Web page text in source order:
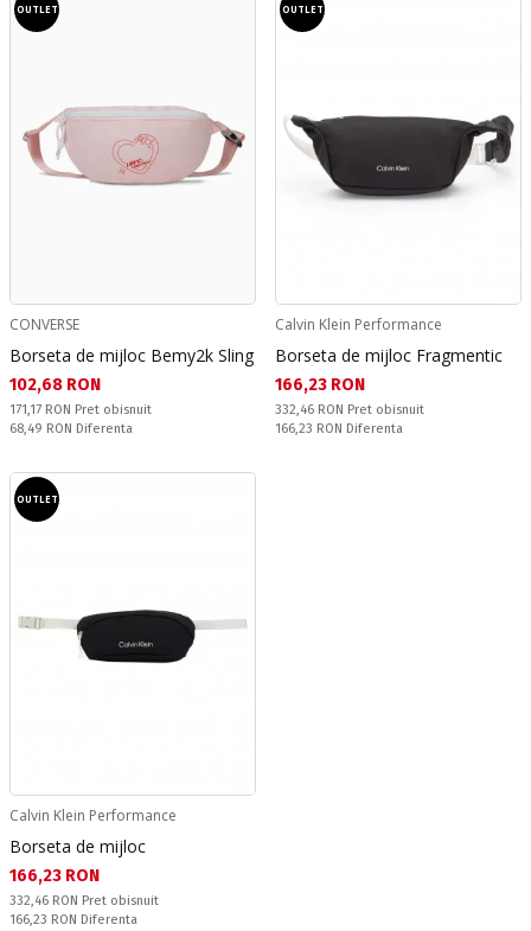
OUTLET
CONVERSE
Borseta de mijloc Bemy2k Sling
Текуща цена:
102,68 RON
Pret obisnuit:
171,17 RON Pret obisnuit
Спестявате:
68,49 RON Diferenta
OUTLET
Calvin Klein Performance
Borseta de mijloc Fragmentic
Текуща цена:
166,23 RON
Pret obisnuit:
332,46 RON Pret obisnuit
Спестявате:
166,23 RON Diferenta
OUTLET
Calvin Klein Performance
Borseta de mijloc
Текуща цена:
166,23 RON
Pret obisnuit:
332,46 RON Pret obisnuit
Спестявате:
166,23 RON Diferenta